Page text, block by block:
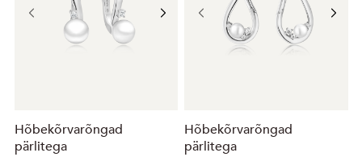
Hõbekõrvarõngad
pärlitega
Hõbekõrvarõngad
pärlitega